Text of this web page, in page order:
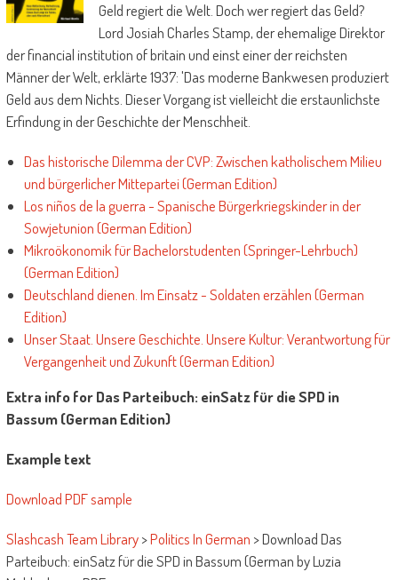
Geld regiert die Welt. Doch wer regiert das Geld?
Lord Josiah Charles Stamp, der ehemalige Direktor
der financial institution of britain und einst einer der reichsten
Männer der Welt, erklärte 1937: 'Das moderne Bankwesen produziert
Geld aus dem Nichts. Dieser Vorgang ist vielleicht die erstaunlichste
Erfindung in der Geschichte der Menschheit.
Das historische Dilemma der CVP: Zwischen katholischem Milieu
und bürgerlicher Mittepartei (German Edition)
Los niños de la guerra - Spanische Bürgerkriegskinder in der
Sowjetunion (German Edition)
Mikroökonomik für Bachelorstudenten (Springer-Lehrbuch)
(German Edition)
Deutschland dienen. Im Einsatz - Soldaten erzählen (German
Edition)
Unser Staat. Unsere Geschichte. Unsere Kultur: Verantwortung für
Vergangenheit und Zukunft (German Edition)
Extra info for Das Parteibuch: einSatz für die SPD in
Bassum (German Edition)
Example text
Download PDF sample
Slashcash Team Library>Politics In German >Download Das
Parteibuch: einSatz für die SPD in Bassum (German by Luzia